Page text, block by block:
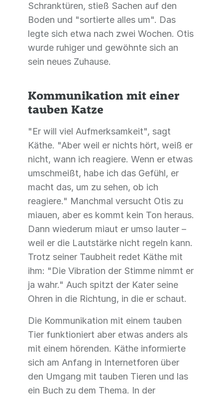
Schranktüren, stieß Sachen auf den
Boden und "sortierte alles um". Das
legte sich etwa nach zwei Wochen. Otis
wurde ruhiger und gewöhnte sich an
sein neues Zuhause.
Kommunikation mit einer
tauben Katze
"Er will viel Aufmerksamkeit", sagt
Käthe. "Aber weil er nichts hört, weiß er
nicht, wann ich reagiere. Wenn er etwas
umschmeißt, habe ich das Gefühl, er
macht das, um zu sehen, ob ich
reagiere." Manchmal versucht Otis zu
miauen, aber es kommt kein Ton heraus.
Dann wiederum miaut er umso lauter –
weil er die Lautstärke nicht regeln kann.
Trotz seiner Taubheit redet Käthe mit
ihm: "Die Vibration der Stimme nimmt er
ja wahr." Auch spitzt der Kater seine
Ohren in die Richtung, in die er schaut.
Die Kommunikation mit einem tauben
Tier funktioniert aber etwas anders als
mit einem hörenden. Käthe informierte
sich am Anfang in Internetforen über
den Umgang mit tauben Tieren und las
ein Buch zu dem Thema. In der